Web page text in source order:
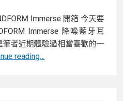
Immerse 開箱 今天要
Immerse 降噪藍牙耳
者近期體驗過相當喜歡的一
reading…